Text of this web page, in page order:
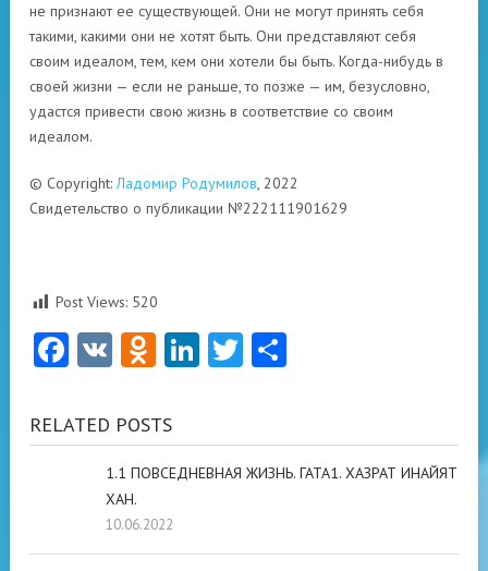
не признают ее существующей. Они не могут принять себя
такими, какими они не хотят быть. Они представляют себя
своим идеалом, тем, кем они хотели бы быть. Когда-нибудь в
своей жизни — если не раньше, то позже — им, безусловно,
удастся привести свою жизнь в соответствие со своим
идеалом.
© Copyright:Ладомир Родумилов, 2022
Свидетельство о публикации №222111901629
Post Views: 520
Facebook
VK Odnoklassniki
LinkedIn
Twitter
RELATED POSTS
1.1 ПОВСЕДНЕВНАЯ ЖИЗНЬ. ГАТА1. ХАЗРАТ ИНАЙЯТ
ХАН.
10.06.2022